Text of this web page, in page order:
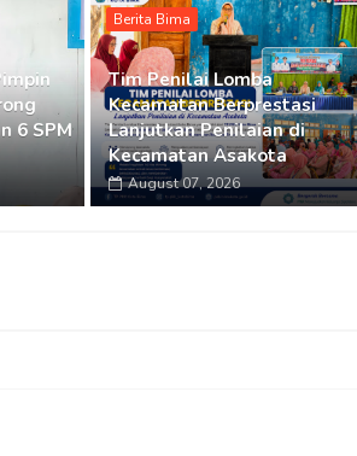
6 SPM
Berita Bima
Tim Penilai Lomba
Kecamatan Berprestasi
Lanjutkan Penilaian di
Kecamatan Asakota
August 07, 2026